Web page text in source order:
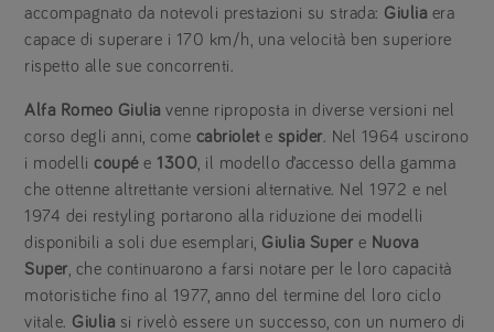
accompagnato da notevoli prestazioni su strada: Giulia era
capace di superare i 170 km/h, una velocità ben superiore
rispetto alle sue concorrenti.
Alfa Romeo Giulia venne riproposta in diverse versioni nel
corso degli anni, come cabriolete spider. Nel 1964 uscirono
i modellicoupée 1300 , il modello d’accesso della gamma
che ottenne altrettante versioni alternative. Nel 1972 e nel
1974 dei restyling portarono alla riduzione dei modelli
disponibili a soli due esemplari, Giulia Super e Nuova
Super , che continuarono a farsi notare per le loro capacità
motoristiche fino al 1977, anno del termine del loro ciclo
vitale. Giulia si rivelò essere un successo, con un numero di